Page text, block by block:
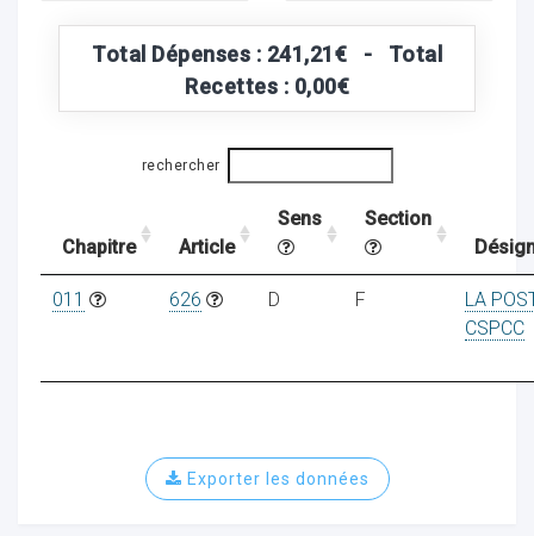
Total Dépenses : 241,21€ - Total
Recettes : 0,00€
rechercher
Chapitre Article
Sens
Section
011 626 D F
LA
CSPCC
Exporter les données